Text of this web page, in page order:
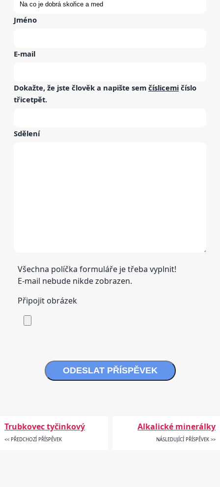
Jméno
E-mail
Dokažte, že jste člověk a napište sem číslicemi číslo
třicetpět.
Sdělení
Všechna políčka formuláře je třeba vyplnit!
E-mail nebude nikde zobrazen.
Připojit obrázek
ODESLAT PŘÍSPĚVEK
Trubkovec tyčinkový
<< PŘEDCHOZÍ PŘÍSPĚVEK
Alkalické minerálky
NÁSLEDUJÍCÍ PŘÍSPĚVEK >>